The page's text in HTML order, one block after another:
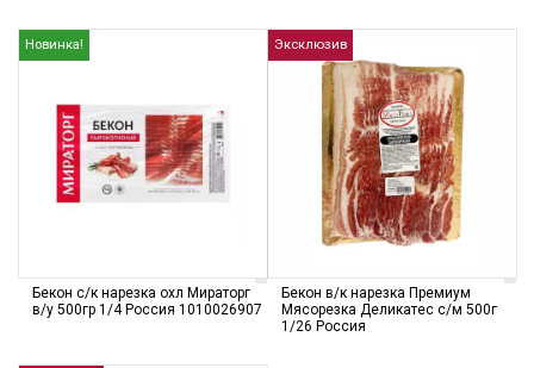
Новинка!
Бекон с/к нарезка охл Мираторг
в/у 500гр 1/4 Россия 1010026907
Эксклюзив
Бекон в/к нарезка Премиум
Мясорезка Деликатес с/м 500г
1/26 Россия